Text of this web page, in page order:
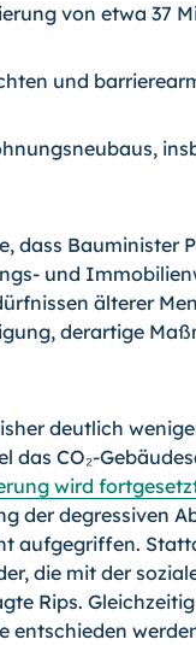
von etwa 37
und
dass Bauminister
und
älterer
derartige
deutlich
das CO₂-
wird
der degressiven
aufgegriffen.
die mit der
Rips.
entschieden